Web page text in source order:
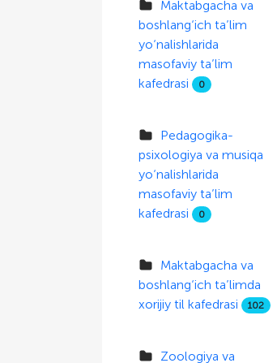
Maktabgacha va
boshlang‘ich ta’lim
yo‘nalishlarida
masofaviy ta’lim
kafedrasi
0
Pedagogika-
psixologiya va musiqa
yo‘nalishlarida
masofaviy ta’lim
kafedrasi
0
Maktabgacha va
boshlang‘ich ta’limda
xorijiy til kafedrasi
102
Zoologiya va